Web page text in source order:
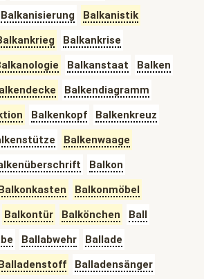
Balkanisierung
Balkanistik
Balkankrise
Balkanstaat
Balken
Balkendiagramm
Balkenkopf
Balkenkreuz
Balkenwaage
Balkon
Balkonmöbel
Balkontür Balkönchen
Ball
Ballabwehr
Ballade
Balladensänger